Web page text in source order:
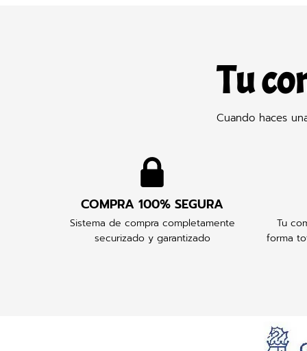
Tu
Cuando haces
COMPRA 100% SEGURA
Sistema de compra completamente
securizado y garantizado
Tu
forma